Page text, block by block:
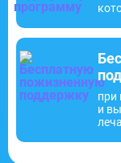
при
и